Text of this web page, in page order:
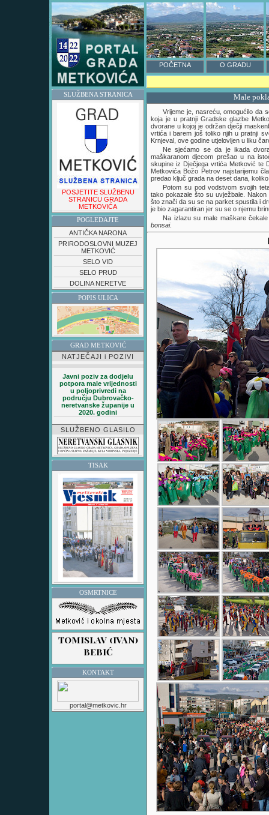
POČETNA O GRADU
SLUŽBENA STRANICA
POSJETITE SLUŽBENU
STRANICU GRADA
METKOVIĆA
POGLEDAJTE
ANTIČKA NARONA
PRIRODOSLOVNI MUZEJ
METKOVIĆ
SELO VID
SELO PRUD
DOLINA NERETVE
POPIS ULICA
GRAD METKOVIĆ
NATJEČAJI i POZIVI
Javni poziv za dodjelu
potpora male vrijednosti
u poljoprivredi na
području Dubrovačko-
neretvanske županije u
2020. godini
SLUŽBENO GLASILO
TISAK
OSMRTNICE
KONTAKT
portal@metkovic.hr
Male
Vrijeme je, nasreću, omogućilo da
koja je u pratnji Gradske glazbe
dvorane u kojoj je održan dječji
vrtića i barem još toliko njih u pratnji
Krnjeval, ove godine utjelovljen u liku
Ne sjećamo se da je ikada
maškaranom djecom prešao u na
skupine iz Dječjega vrtića Metković te
Metkovića Božo Petrov najstarijemu
predao ključ grada na deset dana,
Potom su pod vodstvom svojih
tako pokazale što su uvježbale. Nakon
što znači da su se na parket spustila i
je bio zagarantiran jer su se o njemu
Na izlazu su male maškare
bonsai.